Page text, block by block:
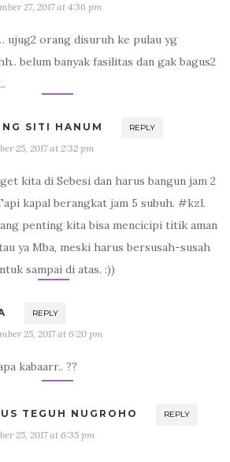
27, 2017 at 4:36 pm
ujug2 orang disuruh ke pulau yg
belum banyak fasilitas dan gak bagus2
SITI HANUM REPLY
25, 2017 at 2:32 pm
kita di Sebesi dan harus bangun jam 2
kapal berangkat jam 5 subuh. #kzl.
penting kita bisa mencicipi titik aman
ya Mba, meski harus bersusah-susah
sampai di atas. :))
REPLY
25, 2017 at 6:20 pm
kabaarr.. ??
TEGUH NUGROHO REPLY
25, 2017 at 6:35 pm